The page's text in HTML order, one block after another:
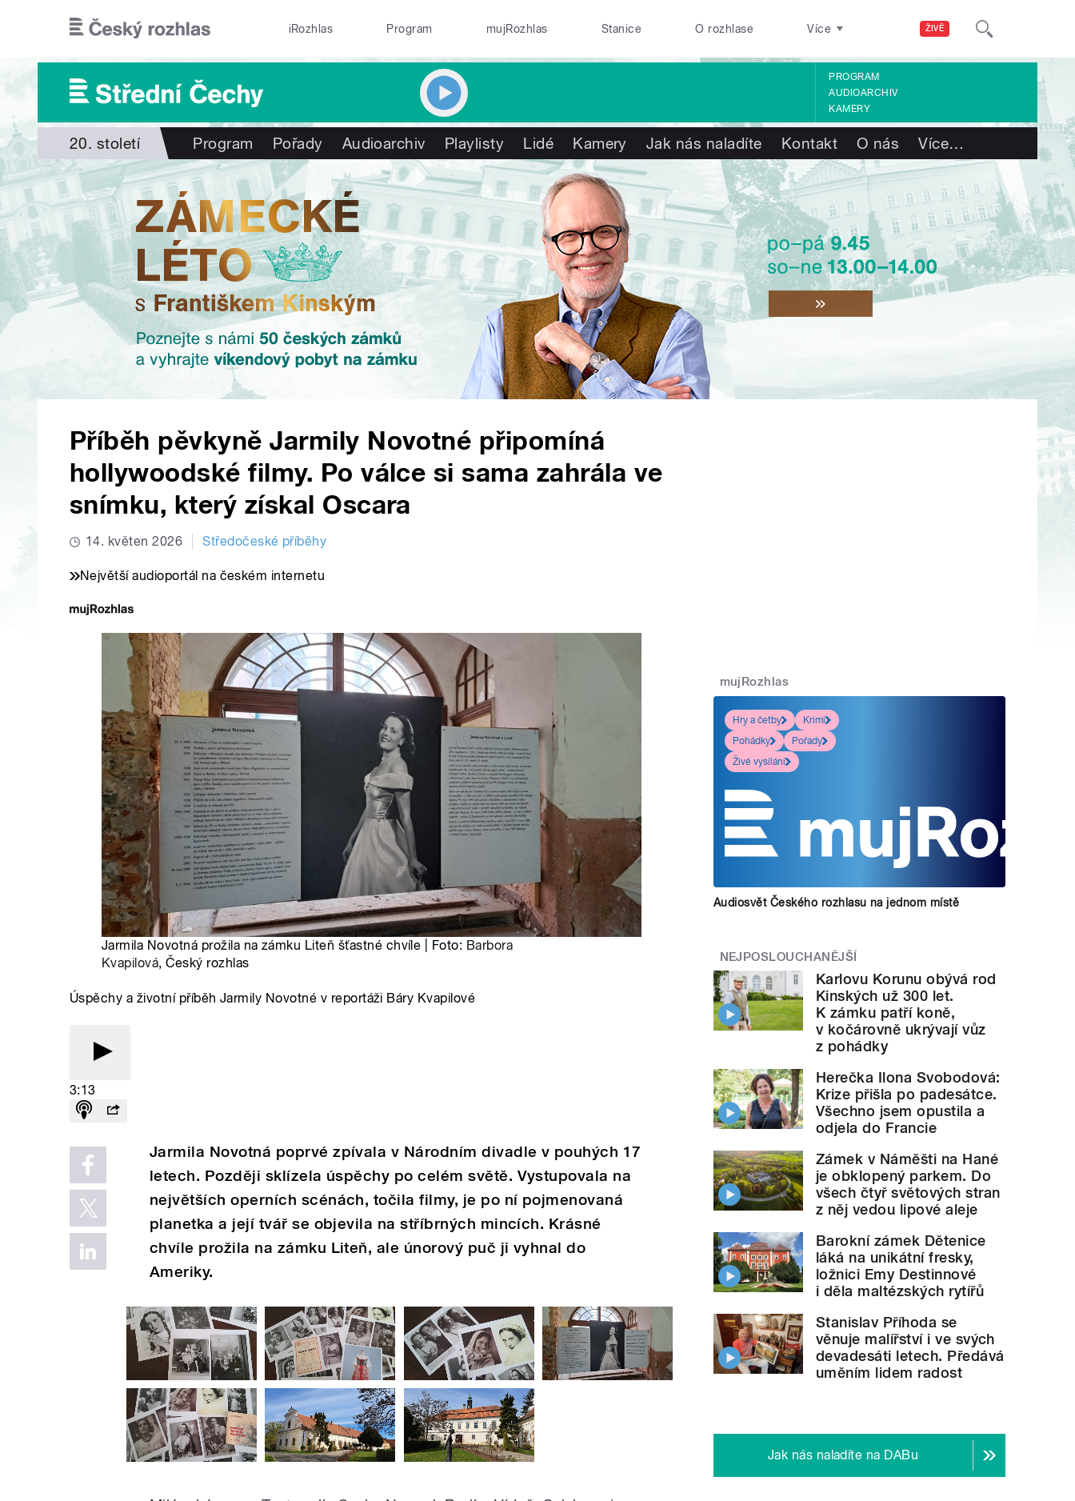
ŽIVĚ
iRozhlas Program mujRozhlas Stanice O rozhlase Více
PROGRAM
AUDIOARCHIV
KAMERY
20. století Program Pořady Audioarchiv Playlisty Lidé Kamery Jak nás naladíte Kontakt O nás Více…
Příběh pěvkyně Jarmily Novotné připomíná
hollywoodské filmy. Po válce si sama zahrála ve
snímku, který získal Oscara
14. květen 2026 Středočeské příběhy
Největší audioportál na českém internetu
Jarmila Novotná prožila na zámku Liteň šťastné chvíle | Foto: Barbora
Kvapilová, Český rozhlas
Úspěchy a životní příběh Jarmily Novotné v reportáži Báry Kvapilové
3:13
Jarmila Novotná poprvé zpívala v Národním divadle v pouhých 17
letech. Později sklízela úspěchy po celém světě. Vystupovala na
největších operních scénách, točila filmy, je po ní pojmenovaná
planetka a její tvář se objevila na stříbrných mincích. Krásné
chvíle prožila na zámku Liteň, ale únorový puč ji vyhnal do
Ameriky.
mujRozhlas
Hry a četby
Krimi
Pohádky
Pořady
Živé vysílání
Audiosvět Českého rozhlasu na jednom místě
NEJPOSLOUCHANĚJŠÍ
Karlovu Korunu obývá rod
Kinských už 300 let.
K zámku patří koně,
v kočárovně ukrývají vůz
z pohádky
Herečka Ilona Svobodová:
Krize přišla po padesátce.
Všechno jsem opustila a
odjela do Francie
Zámek v Náměšti na Hané
je obklopený parkem. Do
všech čtyř světových stran
z něj vedou lipové aleje
Barokní zámek Dětenice
láká na unikátní fresky,
ložnici Emy Destinnové
i děla maltézských rytířů
Stanislav Příhoda se
věnuje malířství i ve svých
devadesáti letech. Předává
uměním lidem radost
Jak nás naladíte na DABu